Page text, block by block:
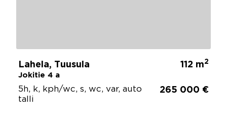
Lahela, Tuusula
Jokitie 4 a
112 m2
5h, k, kph/wc, s, wc, var, auto
talli
265 000 €